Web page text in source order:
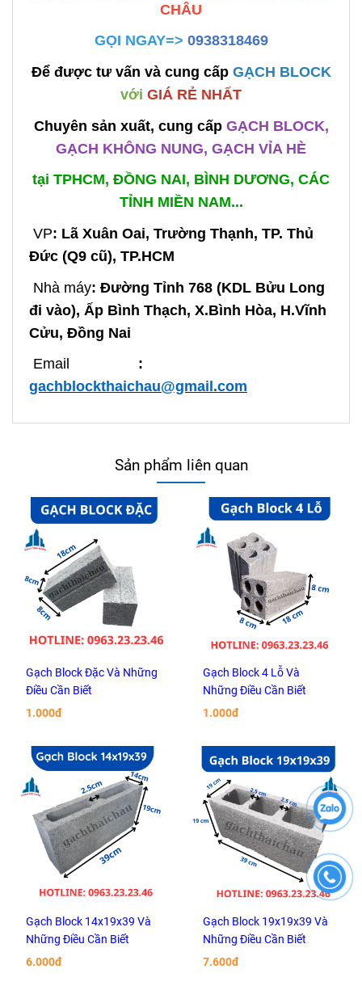
CHÂU
GỌI NGAY=> 0938318469
Để được tư vấn và cung cấp GẠCH BLOCK
với GIÁ RẺ NHẤT
Chuyên sản xuất, cung cấp GẠCH BLOCK,
GẠCH KHÔNG NUNG, GẠCH VỈA HÈ
tại TPHCM, ĐỒNG NAI, BÌNH DƯƠNG, CÁC
TỈNH MIỀN NAM...
VP: Lã Xuân Oai, Trường Thạnh, TP. Thủ
Đức (Q9 cũ), TP.HCM
Nhà máy: Đường Tỉnh 768 (KDL Bửu Long
đi vào), Ấp Bình Thạch, X.Bình Hòa, H.Vĩnh
Cửu, Đồng Nai
Email
:
gachblockthaichau@gmail.com
Sản phẩm liên quan
Gạch Block Đặc Và Những
Điều Cần Biết
1.000đ
Gạch Block 4 Lỗ Và
Những Điều Cần Biết
1.000đ
Gạch Block 14x19x39 Và
Những Điều Cần Biết
6.000đ
Gạch Block 19x19x39 Và
Những Điều Cần Biết
7.600đ